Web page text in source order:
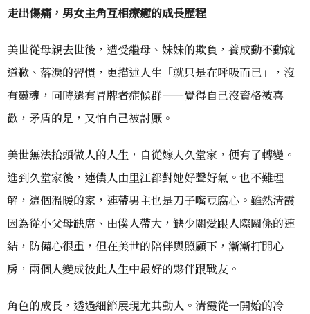
走出傷痛，男女主角互相療癒的成長歷程
美世從母親去世後，遭受繼母、妹妹的欺負，養成動不動就
道歉、落淚的習慣，更描述人生「就只是在呼吸而已」，沒
有靈魂，同時還有冒牌者症候群——覺得自己沒資格被喜
歡，矛盾的是，又怕自己被討厭。
美世無法抬頭做人的人生，自從嫁入久堂家，便有了轉變。
進到久堂家後，連僕人由里江都對她好聲好氣。也不難理
解，這個溫暖的家，連帶男主也是刀子嘴豆腐心。雖然清霞
因為從小父母缺席、由僕人帶大，缺少關愛跟人際關係的連
結，防備心很重，但在美世的陪伴與照顧下，漸漸打開心
房，兩個人變成彼此人生中最好的夥伴跟戰友。
角色的成長，透過細節展現尤其動人。清霞從一開始的冷